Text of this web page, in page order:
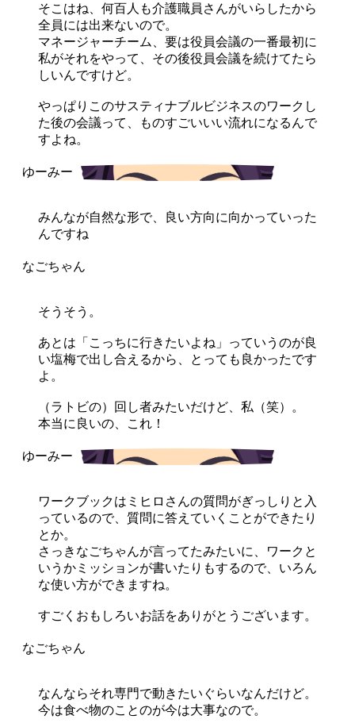
そこはね、何百人も介護職員さんがいらしたから
全員には出来ないので。
マネージャーチーム、要は役員会議の一番最初に
私がそれをやって、その後役員会議を続けてたら
しいんですけど。
やっぱりこのサスティナブルビジネスのワークし
た後の会議って、ものすごいいい流れになるんで
すよね。
みんなが自然な形で、良い方向に向かっていった
んですね
そうそう。
あとは「こっちに行きたいよね」っていうのが良
い塩梅で出し合えるから、とっても良かったです
よ。
（ラトビの）回し者みたいだけど、私（笑）。
本当に良いの、これ！
ワークブックはミヒロさんの質問がぎっしりと入
っているので、質問に答えていくことができたり
とか。
さっきなごちゃんが言ってたみたいに、ワークと
いうかミッションが書いたりもするので、いろん
な使い方ができますね。
すごくおもしろいお話をありがとうございます。
なんならそれ専門で動きたいぐらいなんだけど。
今は食べ物のことのが今は大事なので。